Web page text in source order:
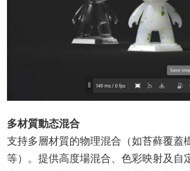
​多材質動态混合​
支持多層材質的物理混合（如苔藓覆蓋
等）。提供高度場混合、色彩映射及自